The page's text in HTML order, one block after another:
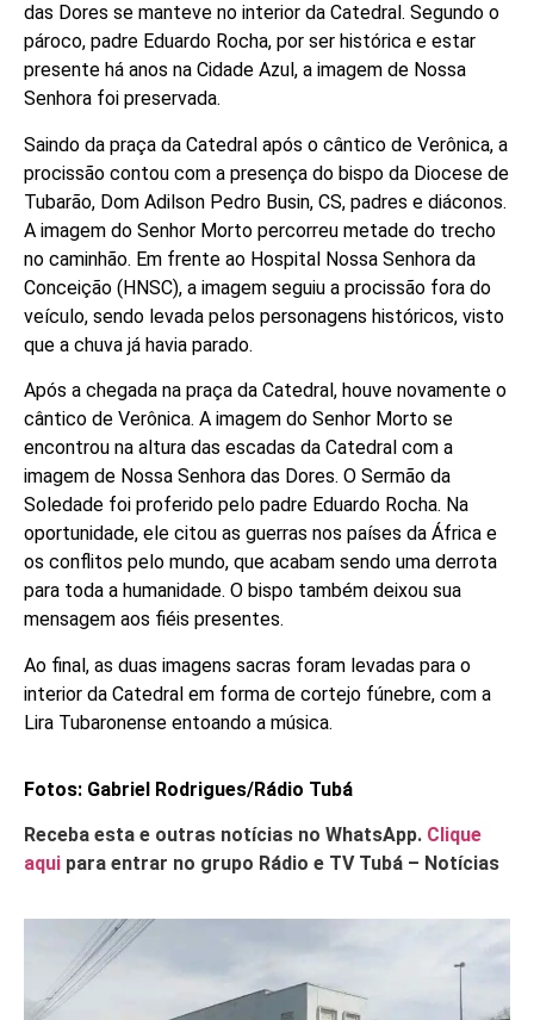
das Dores se manteve no interior da Catedral. Segundo o
pároco, padre Eduardo Rocha, por ser histórica e estar
presente há anos na Cidade Azul, a imagem de Nossa
Senhora foi preservada.
Saindo da praça da Catedral após o cântico de Verônica, a
procissão contou com a presença do bispo da Diocese de
Tubarão, Dom Adilson Pedro Busin, CS, padres e diáconos.
A imagem do Senhor Morto percorreu metade do trecho
no caminhão. Em frente ao Hospital Nossa Senhora da
Conceição (HNSC), a imagem seguiu a procissão fora do
veículo, sendo levada pelos personagens históricos, visto
que a chuva já havia parado.
Após a chegada na praça da Catedral, houve novamente o
cântico de Verônica. A imagem do Senhor Morto se
encontrou na altura das escadas da Catedral com a
imagem de Nossa Senhora das Dores. O Sermão da
Soledade foi proferido pelo padre Eduardo Rocha. Na
oportunidade, ele citou as guerras nos países da África e
os conflitos pelo mundo, que acabam sendo uma derrota
para toda a humanidade. O bispo também deixou sua
mensagem aos fiéis presentes.
Ao final, as duas imagens sacras foram levadas para o
interior da Catedral em forma de cortejo fúnebre, com a
Lira Tubaronense entoando a música.
Fotos: Gabriel Rodrigues/Rádio Tubá
Receba esta e outras notícias no WhatsApp. Clique
aqui para entrar no grupo Rádio e TV Tubá – Notícias